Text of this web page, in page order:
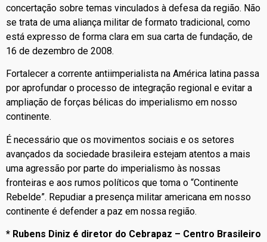
concertação sobre temas vinculados à defesa da região. Não
se trata de uma aliança militar de formato tradicional, como
está expresso de forma clara em sua carta de fundação, de
16 de dezembro de 2008.
Fortalecer a corrente antiimperialista na América latina passa
por aprofundar o processo de integração regional e evitar a
ampliação de forças bélicas do imperialismo em nosso
continente.
É necessário que os movimentos sociais e os setores
avançados da sociedade brasileira estejam atentos a mais
uma agressão por parte do imperialismo às nossas
fronteiras e aos rumos políticos que toma o “Continente
Rebelde”. Repudiar a presença militar americana em nosso
continente é defender a paz em nossa região.
* Rubens Diniz é diretor do Cebrapaz – Centro Brasileiro